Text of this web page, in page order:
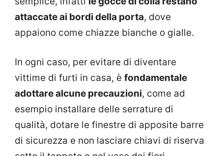
attaccate ai bordi della porta, dove
appaiono come chiazze bianche o gialle.
In ogni caso, per evitare di diventare
vittime di furti in casa, è fondamentale
adottare alcune precauzioni, come ad
esempio installare delle serrature di
qualità, dotare le finestre di apposite barre
di sicurezza e non lasciare chiavi di riserva